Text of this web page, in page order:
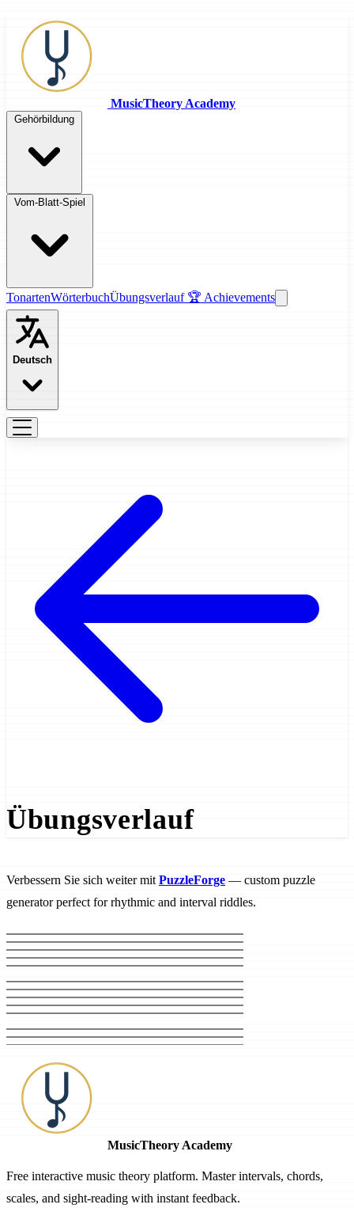
MusicTheory Academy
TonartenWörterbuchÜbungsverlauf🏆 Achievements
Deutsch
Übungsverlauf
Verbessern Sie sich weiter mit PuzzleForge— custom puzzle
generator perfect for rhythmic and interval riddles.
MusicTheory Academy
Free interactive music theory platform. Master intervals, chords,
scales, and sight-reading with instant feedback.